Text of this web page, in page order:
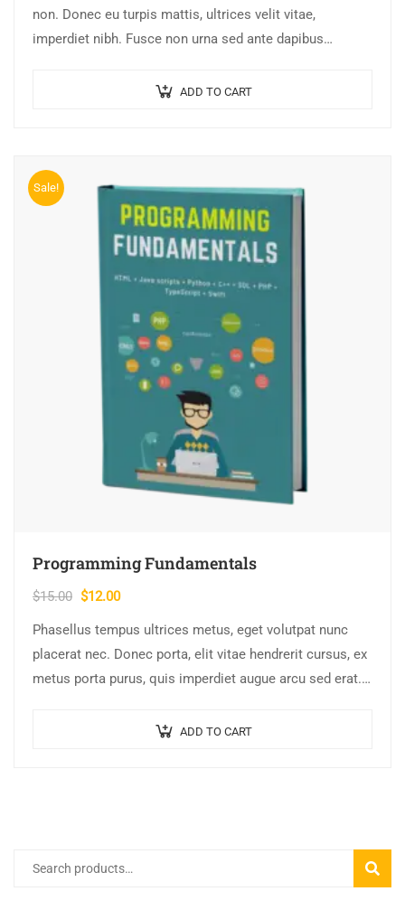
non. Donec eu turpis mattis, ultrices velit vitae,
imperdiet nibh. Fusce non urna sed ante dapibus
ADD TO CART
Sale!
Programming Fundamentals
$15.00 Original
$12.00Current
Phasellus tempus ultrices metus, eget volutpat nunc
placerat nec. Donec porta, elit vitae hendrerit cursus, ex
metus porta purus, quis imperdiet augue arcu sed erat.
ADD TO CART
Search